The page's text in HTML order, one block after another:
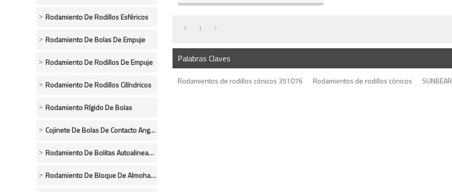
Rodamiento De Rodillos Esféricos
Rodamiento De Bolas De Empuje
Rodamiento De Rodillos De Empuje
Rodamiento De Rodillos Cilíndricos
Rodamiento Rígido De Bolas
Cojinete De Bolas De Contacto Angular
Rodamiento De Bolitas Autoalineador
Rodamiento De Bloque De Almohada
buena calidad.
1
Palabras Claves
Rodamientos de rodillos cónicos 351076 Rodamientos de rodillos cónicos